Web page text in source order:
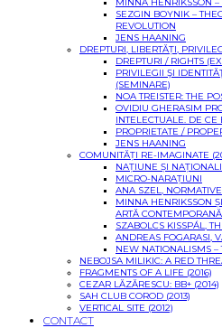
SEZGIN BOYNIK –
REVOLUTION
JENS HAANING
DREPTURI, LIBERTĂȚI,
DREPTURI / RIGHTS
PRIVILEGII ŞI
(SEMINARE)
NOA TREISTER: THE
OVIDIU GHERASIM
INTELECTUALE. DE CE
PROPRIETATE /
JENS HAANING
COMUNITĂȚI RE-IMAGINATE
NAȚIUNE ȘI
MICRO-NARAȚIUNI
ANA SZEL,
MINNA HENRIKSSON
ARTĂ CONTEMPORANĂ
SZABOLCS KISSPÁL,
ANDREAS FOGARASI,
NEW NATIONALISMS –
NEBOJSA MILIKIC: A RED
FRAGMENTS OF A LIFE (2016)
CEZAR LĂZĂRESCU: BB+ (2014)
SAH CLUB COROD (2013)
VERTICAL SITE (2012)
CONTACT